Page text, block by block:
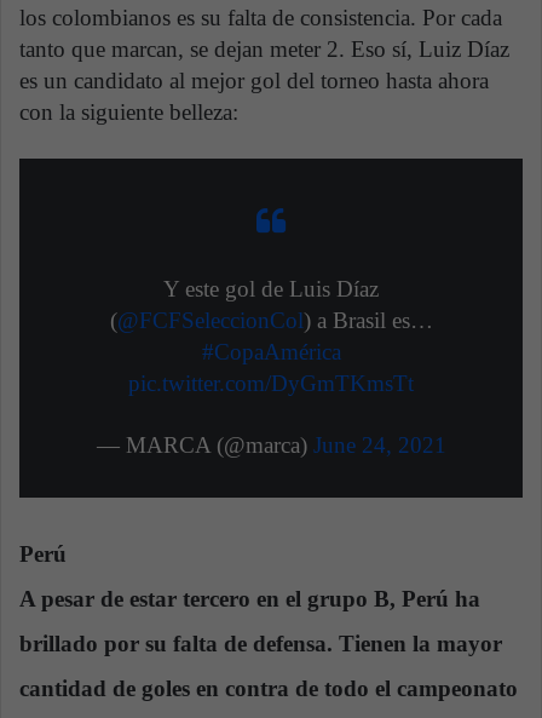
los colombianos es su falta de consistencia. Por cada
tanto que marcan, se dejan meter 2. Eso sí, Luiz Díaz
es un candidato al mejor gol del torneo hasta ahora
con la siguiente belleza:
Y este gol de Luis Díaz
(@FCFSeleccionCol) a Brasil es…
#CopaAmérica
pic.twitter.com/DyGmTKmsTt
— MARCA (@marca) June 24, 2021
Perú
A pesar de estar tercero en el grupo B, Perú ha
brillado por su falta de defensa. Tienen la mayor
cantidad de goles en contra de todo el campeonato